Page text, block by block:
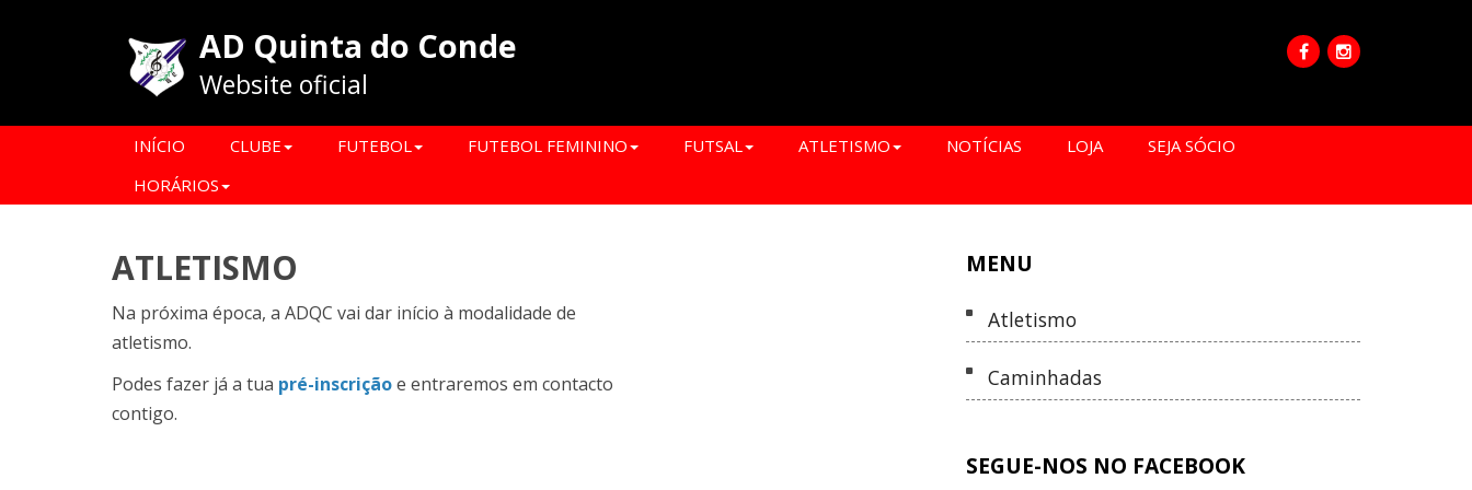
AD Quinta do Conde
Website oficial
INÍCIO CLUBE FUTEBOL FUTEBOL FEMININO FUTSAL ATLETISMO NOTÍCIAS LOJA
SEJA SÓCIO
HORÁRIOS
ATLETISMO
Na próxima época, a ADQC vai dar início à modalidade de
atletismo.
Podes fazer já a tua pré-inscriçãoe entraremos em contacto
contigo.
MENU
Atletismo
Caminhadas
SEGUE-NOS NO FACEBOOK